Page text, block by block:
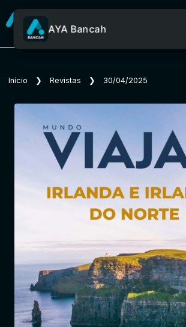
Sobre o Aya
Jornais
Entrar
AYA Bancah
Início ❯ Revistas ❯ 30/04/2025